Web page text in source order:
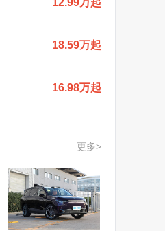
12.99万起
18.59万起
16.98万起
更多>